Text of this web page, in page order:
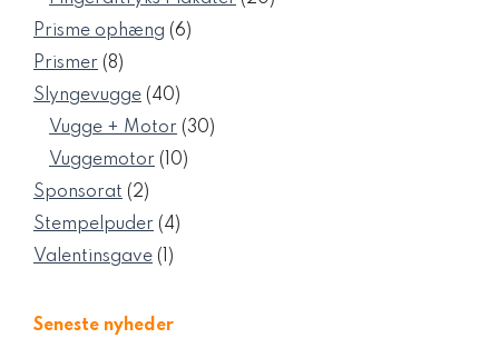
Prisme ophæng 66
Prismer 88
varer
Slyngevugge 4040
varer
Vugge + Motor 3030
Vuggemotor 1010
Sponsorat 22
varer
Stempelpuder 44
Valentinsgave 11
Seneste nyheder